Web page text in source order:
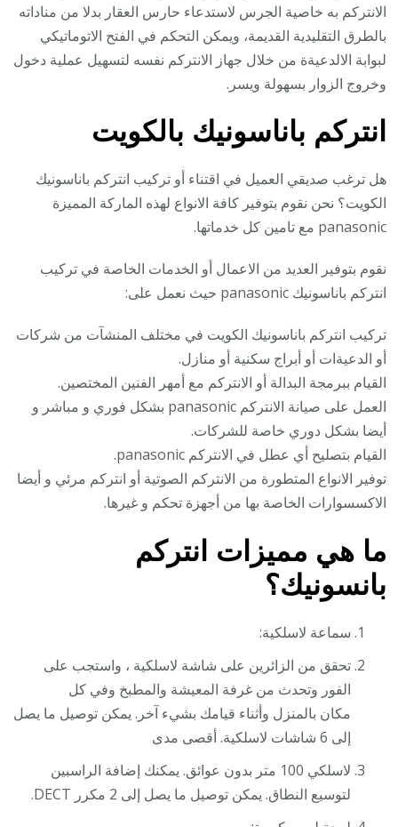
الانتركم به خاصية الجرس لاستدعاء حارس العقار بدلا من مناداته
بالطرق التقليدية القديمة، ويمكن التحكم في الفتح الاتوماتيكي
لبوابة الالدعيةة من خلال جهاز الانتركم نفسه لتسهيل عملية دخول
وخروج الزوار بسهولة ويسر.
انتركم باناسونيك بالكويت
هل ترغب صديقي العميل في اقتناء أو تركيب انتركم باناسونيك
الكويت؟ نحن نقوم بتوفير كافة الانواع لهذه الماركة المميزة
panasonic مع تامين كل خدماتها.
نقوم بتوفير العديد من الاعمال أو الخدمات الخاصة في تركيب
انتركم باناسونيك panasonic حيث نعمل على:
تركيب انتركم باناسونيك الكويت في مختلف المنشآت من شركات
أو الدعيةات أو أبراج سكنية أو منازل.
القيام ببرمجة البدالة أو الانتركم مع أمهر الفنين المختصين.
العمل على صيانة الانتركم panasonic بشكل فوري و مباشر و
أيضا بشكل دوري خاصة للشركات.
القيام بتصليح أي عطل في الانتركم panasonic.
توفير الانواع المتطورة من الانتركم الصوتية أو انتركم مرئي و أيضا
الاكسسوارات الخاصة بها من أجهزة تحكم و غيرها.
ما هي مميزات انتركم
بانسونيك؟
سماعة لاسلكية:
تحقق من الزائرين على شاشة لاسلكية ، واستجب على
الفور وتحدث من غرفة المعيشة والمطبخ وفي كل
مكان بالمنزل وأثناء قيامك بشيء آخر. يمكن توصيل ما يصل
إلى 6 شاشات لاسلكية. أقصى مدى
لاسلكي 100 متر بدون عوائق. يمكنك إضافة الراسبين
لتوسيع النطاق. يمكن توصيل ما يصل إلى 2 مكرر DECT.